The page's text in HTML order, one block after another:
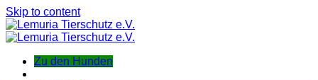
Skip to content
Zu den Hunden